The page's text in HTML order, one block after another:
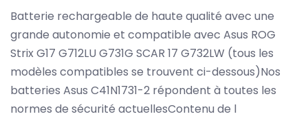
Batterie rechargeable de haute qualité avec une
grande autonomie et compatible avec Asus ROG
Strix G17 G712LU G731G SCAR 17 G732LW (tous les
modèles compatibles se trouvent ci-dessous)Nos
batteries Asus C41N1731-2 répondent à toutes les
normes de sécurité actuellesContenu de l